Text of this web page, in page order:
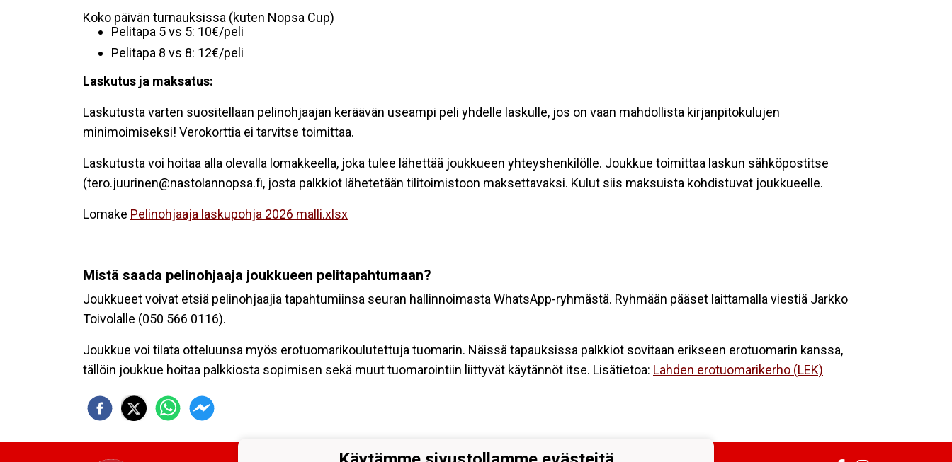
Koko päivän turnauksissa (kuten Nopsa Cup)
Pelitapa 5 vs 5: 10€/peli
Pelitapa 8 vs 8: 12€/peli
Laskutus ja maksatus:
Laskutusta varten suositellaan pelinohjaajan keräävän useampi peli yhdelle laskulle, jos on vaan mahdollista kirjanpitokulujen
minimoimiseksi! Verokorttia ei tarvitse toimittaa.
Laskutusta voi hoitaa alla olevalla lomakkeella, joka tulee lähettää joukkueen yhteyshenkilölle. Joukkue toimittaa laskun sähköpostitse
(tero.juurinen@nastolannopsa.fi, josta palkkiot lähetetään tilitoimistoon maksettavaksi. Kulut siis maksuista kohdistuvat joukkueelle.
Lomake Pelinohjaaja laskupohja 2026 malli.xlsx
Mistä saada pelinohjaaja joukkueen pelitapahtumaan?
Joukkueet voivat etsiä pelinohjaajia tapahtumiinsa seuran hallinnoimasta WhatsApp-ryhmästä. Ryhmään pääset laittamalla viestiä Jarkko
Toivolalle (050 566 0116).
Joukkue voi tilata otteluunsa myös erotuomarikoulutettuja tuomarin. Näissä tapauksissa palkkiot sovitaan erikseen erotuomarin kanssa,
tällöin joukkue hoitaa palkkiosta sopimisen sekä muut tuomarointiin liittyvät käytännöt itse. Lisätietoa: Lahden erotuomarikerho (LEK)